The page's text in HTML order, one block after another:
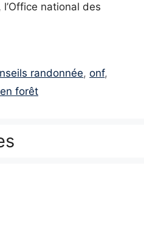
national des
randonnée,onf,
forêt